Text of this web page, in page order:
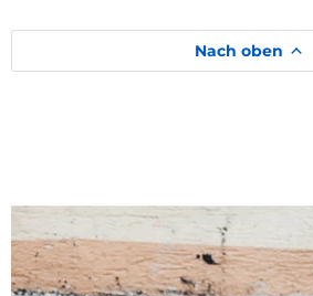
Nach oben